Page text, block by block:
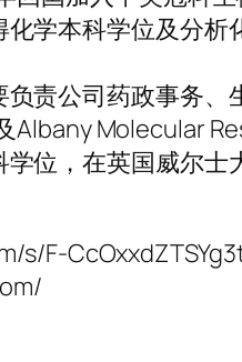
学本科学位及分
责公司药政事务
Albany Molecular
位，在英国威尔士
s/F-